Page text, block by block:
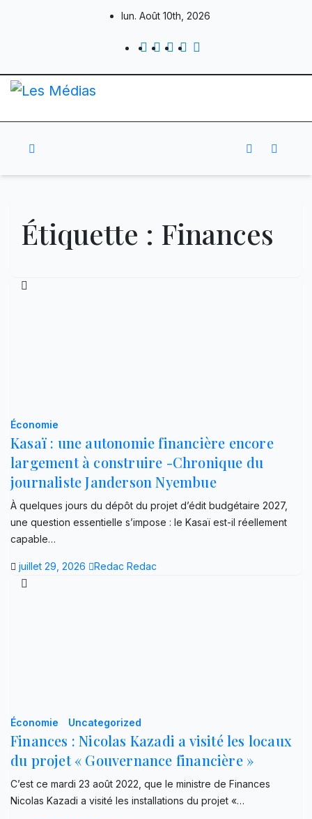
lun. Août 10th, 2026
Étiquette : Finances
Économie
Kasaï : une autonomie financière encore
largement à construire -Chronique du
journaliste Janderson Nyembue
À quelques jours du dépôt du projet d’édit budgétaire 2027,
une question essentielle s’impose : le Kasaï est-il réellement
capable…
juillet 29, 2026 Redac Redac
Économie Uncategorized
Finances : Nicolas Kazadi a visité les locaux
du projet « Gouvernance financière »
C’est ce mardi 23 août 2022, que le ministre de Finances
Nicolas Kazadi a visité les installations du projet «…